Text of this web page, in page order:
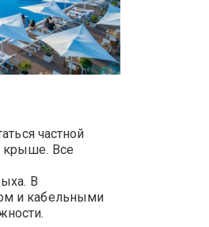
частной
крыше. Все
В
и кабельными